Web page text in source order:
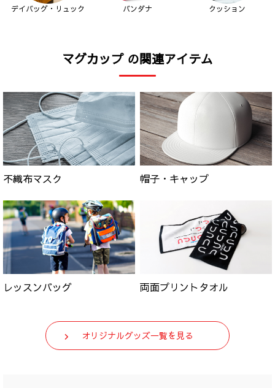
デイバッグ・リュック バンダナ クッション
マグカップ の関連アイテム
不織布マスク 帽子・キャップ
レッスンバッグ 両面プリントタオル
オリジナルグッズ一覧を見る